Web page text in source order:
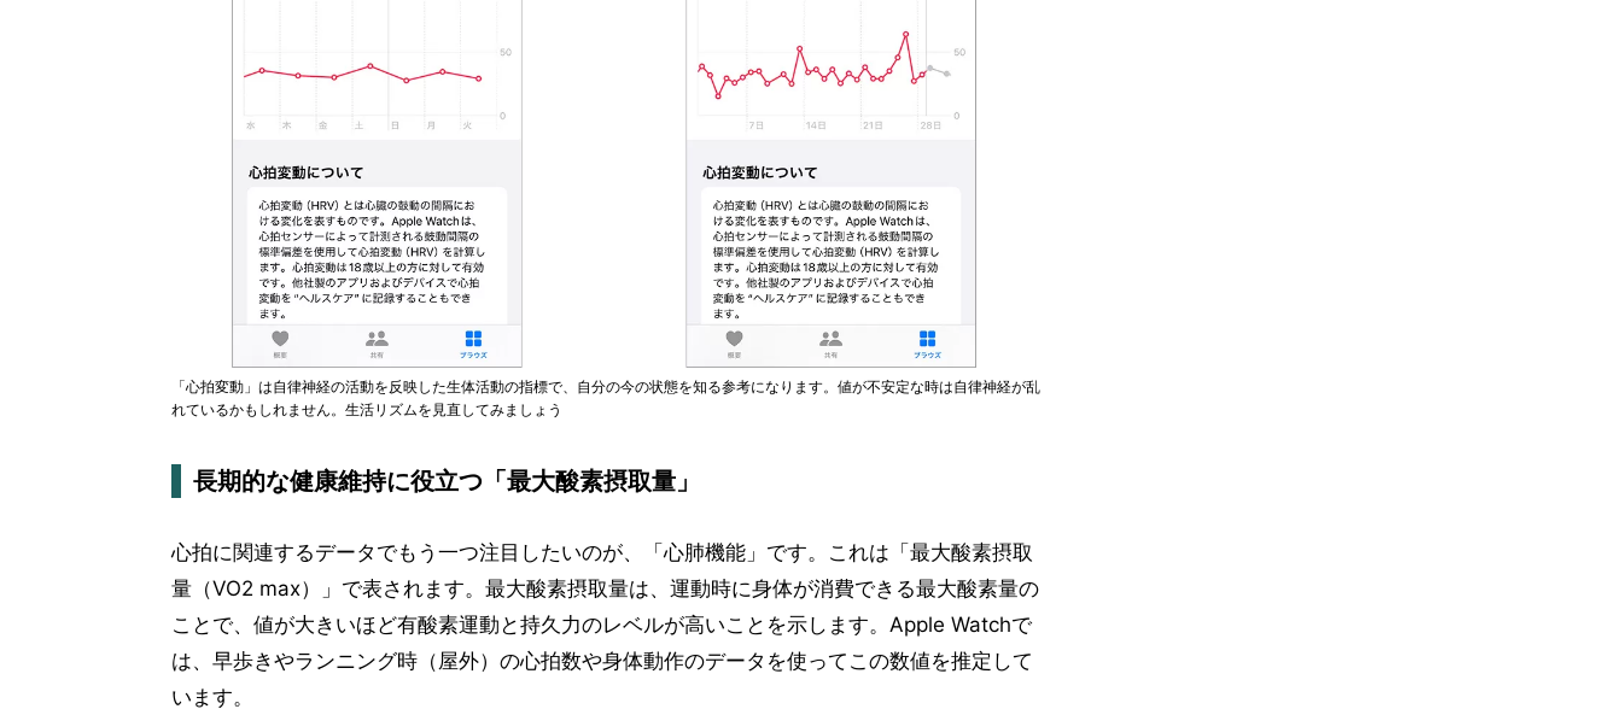
「心拍変動」は自律神経の活動を反映した生体活動の指標で、自分の今の状態を知る参考になります。値が不安定な時は自律神経が乱
れているかもしれません。生活リズムを見直してみましょう
長期的な健康維持に役立つ「最大酸素摂取量」
心拍に関連するデータでもう一つ注目したいのが、「心肺機能」です。これは「最大酸素摂取
量（VO2 max）」で表されます。最大酸素摂取量は、運動時に身体が消費できる最大酸素量の
ことで、値が大きいほど有酸素運動と持久力のレベルが高いことを示します。Apple Watchで
は、早歩きやランニング時（屋外）の心拍数や身体動作のデータを使ってこの数値を推定して
います。